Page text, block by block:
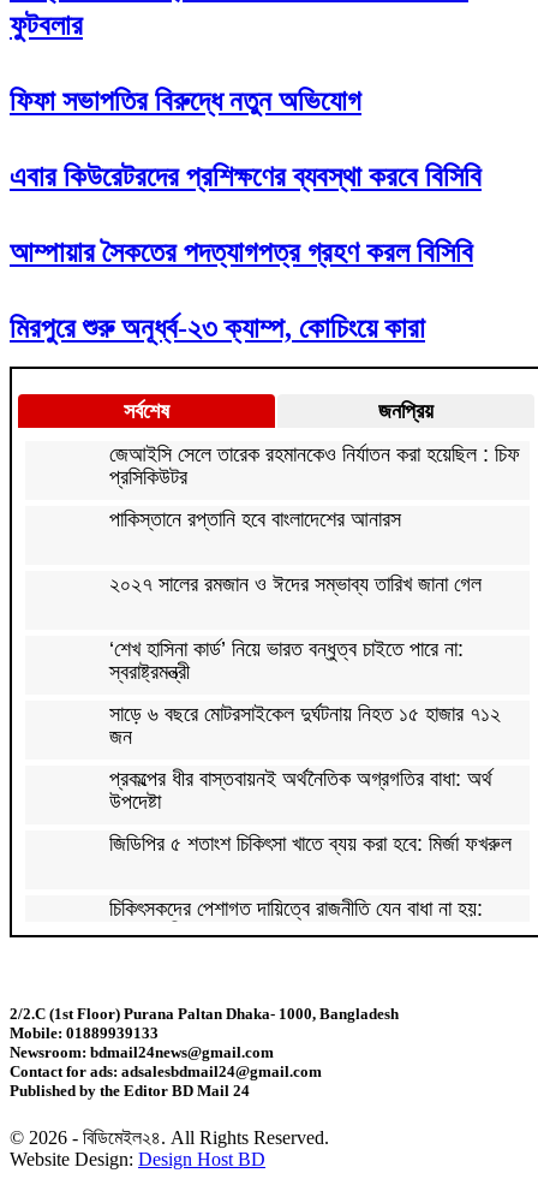
ফুটবলার
ফিফা সভাপতির বিরুদ্ধে নতুন অভিযোগ
এবার কিউরেটরদের প্রশিক্ষণের ব্যবস্থা করবে বিসিবি
আম্পায়ার সৈকতের পদত্যাগপত্র গ্রহণ করল বিসিবি
মিরপুরে শুরু অনূর্ধ্ব-২৩ ক্যাম্প, কোচিংয়ে কারা
সর্বশেষ
জনপ্রিয়
জেআইসি সেলে তারেক রহমানকেও নির্যাতন করা হয়েছিল : চিফ
প্রসিকিউটর
পাকিস্তানে রপ্তানি হবে বাংলাদেশের আনারস
২০২৭ সালের রমজান ও ঈদের সম্ভাব্য তারিখ জানা গেল
‘শেখ হাসিনা কার্ড’ নিয়ে ভারত বন্ধুত্ব চাইতে পারে না:
স্বরাষ্ট্রমন্ত্রী
সাড়ে ৬ বছরে মোটরসাইকেল দুর্ঘটনায় নিহত ১৫ হাজার ৭১২
জন
প্রকল্পের ধীর বাস্তবায়নই অর্থনৈতিক অগ্রগতির বাধা: অর্থ
উপদেষ্টা
জিডিপির ৫ শতাংশ চিকিৎসা খাতে ব্যয় করা হবে: মির্জা ফখরুল
চিকিৎসকদের পেশাগত দায়িত্বে রাজনীতি যেন বাধা না হয়:
প্রধানমন্ত্রী
আগস্টের শেষ দিকে টানা ৪ দিনের ছুটি
বাজার সিন্ডিকেট ও মজুতদারি করলে কঠোর ব্যবস্থা: আইনমন্ত্রী
ফিফা সভাপতির বিরুদ্ধে এবার ‘বিয়ে বহির্ভূত প্রেমে’র অভিযোগ
2/2.C (1st Floor) Purana Paltan Dhaka- 1000, Bangladesh
Mobile: 01889939133
Newsroom: bdmail24news@gmail.com
Contact for ads: adsalesbdmail24@gmail.com
Published by the Editor BD Mail 24
© 2026 - বিডিমেইল২৪. All Rights Reserved.
Website Design: Design Host BD